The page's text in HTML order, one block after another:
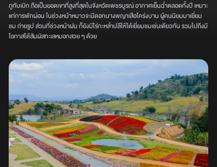
ภูทับเบิก ถือเป็นยอดเขาที่สูงที่สุดในจังหวัดเพชรบูรณ์ อากาศเย็นฉ่ำตลอดทั้งปี เหมาะ
แก่การพักผ่อน ในช่วงหน้าหนาวจะมีดอกนางพญาเสือโคร่งบาน ผู้คนนิยมมาเยี่ยม
ชม ถ่ายรูป ส่วนที่ช่วงหน้าฝน ก็ยังมีไร่กะหล่ำปลีให้ได้เยี่ยมชมเช่นเดียวกัน รวมไปถึงมี
โอกาสได้สัมผัสทะเลหมอกสวย ๆ ด้วย